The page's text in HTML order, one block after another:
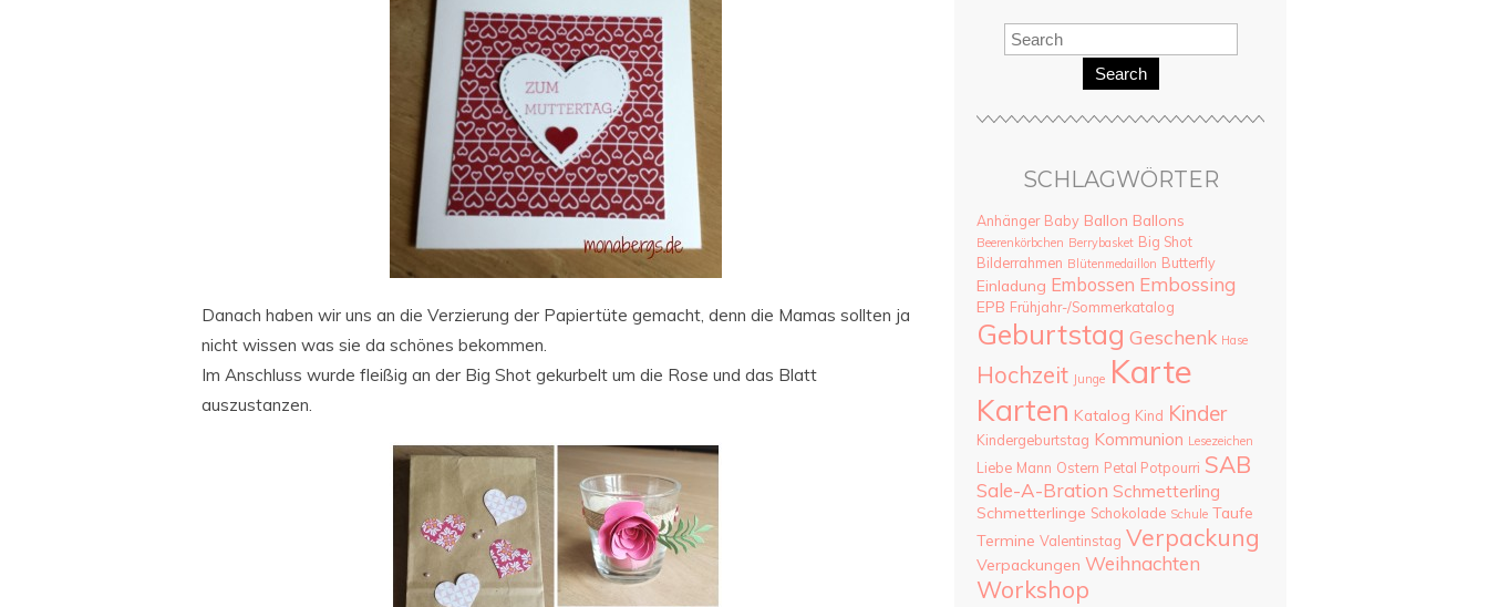
Danach haben wir uns an die Verzierung der Papiertüte gemacht, denn die Mamas sollten ja
nicht wissen was sie da schönes bekommen.
Im Anschluss wurde fleißig an der Big Shot gekurbelt um die Rose und das Blatt
auszustanzen.
Search
SCHLAGWÖRTER
Anhänger Baby Ballon Ballons
Beerenkörbchen Berrybasket Big Shot
Bilderrahmen Blütenmedaillon Butterfly
Einladung Embossen Embossing
EPB Frühjahr-/Sommerkatalog
Geburtstag Geschenk Hase
Hochzeit Junge Karte
Karten Katalog Kind Kinder
Kindergeburtstag Kommunion Lesezeichen
Liebe Mann Ostern Petal Potpourri SAB
Sale-A-Bration Schmetterling
Schmetterlinge Schokolade Schule Taufe
Termine Valentinstag Verpackung
Verpackungen Weihnachten
Workshop